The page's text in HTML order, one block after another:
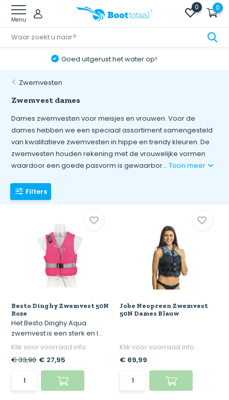
Menu
0 0
Online retourneren: snel & eenvoudig!
Zwemvesten
Zwemvest dames
Dames zwemvesten voor meisjes en vrouwen. Voor de
dames hebben we een speciaal assortiment samengesteld
van kwalitatieve zwemvesten in hippe en trendy kleuren. De
zwemvesten houden rekening met de vrouwelijke vormen
waardoor een goede pasvorm is gewaarbor...Toon meer
Filters
Besto Dinghy Zwemvest 50N
Roze
Het Besto Dinghy Aqua
zwemvest is een sterk en l...
Klik voor voorraad info
€ 33,90 € 27,95
Jobe Neopreen Zwemvest
50N Dames Blauw
Klik voor voorraad info
€ 89,99